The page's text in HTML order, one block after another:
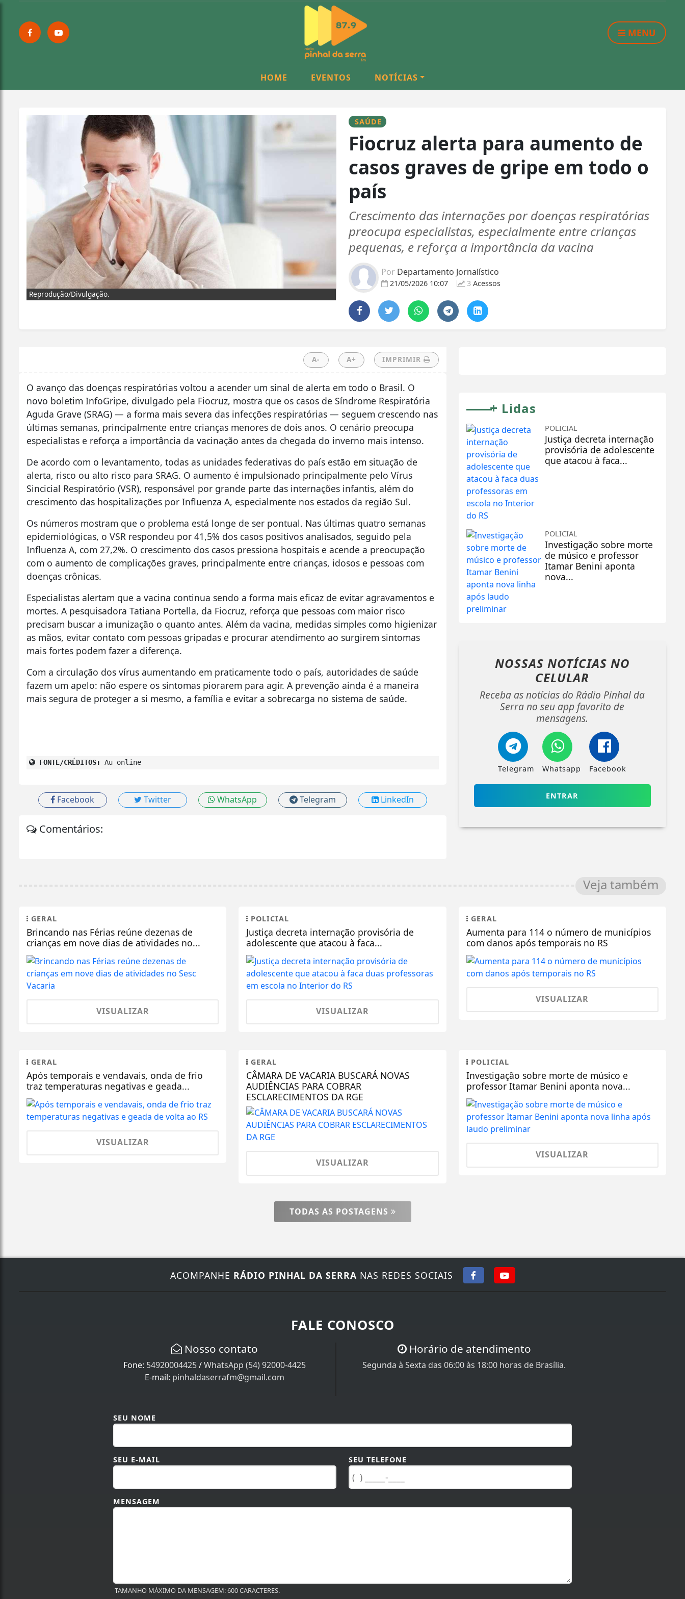
MENU
HOME EVENTOS NOTÍCIAS
Reprodução/Divulgação.
SAÚDE
Fiocruz alerta para aumento de
casos graves de gripe em todo o
país
Crescimento das internações por doenças respiratórias
preocupa especialistas, especialmente entre crianças
pequenas, e reforça a importância da vacina
Por Departamento Jornalístico
21/05/2026 10:07 3 Acessos
A- A+ IMPRIMIR
O avanço das doenças respiratórias voltou a acender um sinal de alerta em todo o Brasil. O
novo boletim InfoGripe, divulgado pela Fiocruz, mostra que os casos de Síndrome Respiratória
Aguda Grave (SRAG) — a forma mais severa das infecções respiratórias — seguem crescendo nas
últimas semanas, principalmente entre crianças menores de dois anos. O cenário preocupa
especialistas e reforça a importância da vacinação antes da chegada do inverno mais intenso.
De acordo com o levantamento, todas as unidades federativas do país estão em situação de
alerta, risco ou alto risco para SRAG. O aumento é impulsionado principalmente pelo Vírus
Sincicial Respiratório (VSR), responsável por grande parte das internações infantis, além do
crescimento das hospitalizações por Influenza A, especialmente nos estados da região Sul.
Os números mostram que o problema está longe de ser pontual. Nas últimas quatro semanas
epidemiológicas, o VSR respondeu por 41,5% dos casos positivos analisados, seguido pela
Influenza A, com 27,2%. O crescimento dos casos pressiona hospitais e acende a preocupação
com o aumento de complicações graves, principalmente entre crianças, idosos e pessoas com
doenças crônicas.
Especialistas alertam que a vacina continua sendo a forma mais eficaz de evitar agravamentos e
mortes. A pesquisadora Tatiana Portella, da Fiocruz, reforça que pessoas com maior risco
precisam buscar a imunização o quanto antes. Além da vacina, medidas simples como higienizar
as mãos, evitar contato com pessoas gripadas e procurar atendimento ao surgirem sintomas
mais fortes podem fazer a diferença.
Com a circulação dos vírus aumentando em praticamente todo o país, autoridades de saúde
fazem um apelo: não espere os sintomas piorarem para agir. A prevenção ainda é a maneira
mais segura de proteger a si mesmo, a família e evitar a sobrecarga no sistema de saúde.
FONTE/CRÉDITOS: Au online
Facebook Twitter WhatsApp Telegram LinkedIn
Comentários:
+ Lidas
POLICIAL
Justiça decreta internação
provisória de adolescente
que atacou à faca...
POLICIAL
Investigação sobre morte
de músico e professor
Itamar Benini aponta
nova...
NOSSAS NOTÍCIAS NO
CELULAR
Receba as notícias do Rádio Pinhal da
Serra no seu app favorito de
mensagens.
Telegram Whatsapp Facebook
ENTRAR
Veja também
GERAL
Brincando nas Férias reúne dezenas de
crianças em nove dias de atividades no...
VISUALIZAR
POLICIAL
Justiça decreta internação provisória de
adolescente que atacou à faca...
VISUALIZAR
GERAL
Aumenta para 114 o número de municípios
com danos após temporais no RS
VISUALIZAR
GERAL
Após temporais e vendavais, onda de frio
traz temperaturas negativas e geada...
VISUALIZAR
GERAL
CÂMARA DE VACARIA BUSCARÁ NOVAS
AUDIÊNCIAS PARA COBRAR
ESCLARECIMENTOS DA RGE
VISUALIZAR
POLICIAL
Investigação sobre morte de músico e
professor Itamar Benini aponta nova...
VISUALIZAR
TODAS AS POSTAGENS
ACOMPANHE RÁDIO PINHAL DA SERRA NAS REDES SOCIAIS
FALE CONOSCO
Nosso contato
Fone: 54920004425/WhatsApp (54) 92000-4425
E-mail: pinhaldaserrafm@gmail.com
Horário de atendimento
Segunda à Sexta das 06:00 às 18:00 horas de Brasília.
SEU NOME
SEU E-MAIL SEU TELEFONE
MENSAGEM
TAMANHO MÁXIMO DA MENSAGEM: 600 CARACTERES.